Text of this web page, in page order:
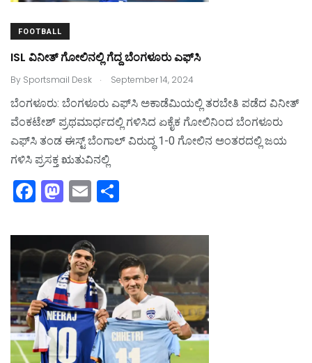
FOOTBALL
ISL ವಿನೀತ್‌ ಗೋಲಿನಲ್ಲಿ ಗೆದ್ದ ಬೆಂಗಳೂರು ಎಫ್‌ಸಿ
By Sportsmail Desk . September 14, 2024
ಬೆಂಗಳೂರು: ಬೆಂಗಳೂರು ಎಫ್‌ಸಿ ಅಕಾಡೆಮಿಯಲ್ಲಿ ತರಬೇತಿ ಪಡೆದ ವಿನೀತ್‌
ವೆಂಕಟೇಶ್‌ ಪ್ರಥಮಾರ್ಧದಲ್ಲಿ ಗಳಿಸಿದ ಏಕೈಕ ಗೋಲಿನಿಂದ ಬೆಂಗಳೂರು
ಎಫ್‌ಸಿ ತಂಡ ಈಸ್ಟ್‌ ಬೆಂಗಾಲ್‌ ವಿರುದ್ಧ 1-0 ಗೋಲಿನ ಅಂತರದಲ್ಲಿ ಜಯ
ಗಳಿಸಿ ಪ್ರಸಕ್ತ ಋತುವಿನಲ್ಲಿ
F
a
c
e
b
o
o
k
M
a
st
o
d
o
n
E
m
ai
l
ar
e